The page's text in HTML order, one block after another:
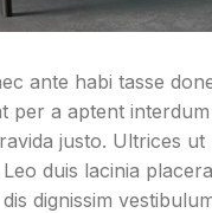
ante habi tasse
per a aptent
justo. Ultrices
duis lacinia
dignissim